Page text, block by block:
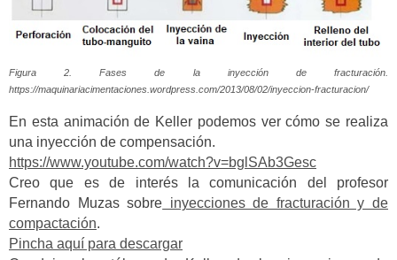
Figura 2. Fases de la inyección de fracturación.
https://maquinariacimentaciones.wordpress.com/2013/08/02/inyeccion-fracturacion/
En esta animación de Keller podemos ver cómo se realiza
una inyección de compensación.
https://www.youtube.com/watch?v=bglSAb3Gesc
Creo que es de interés la comunicación del profesor
Fernando Muzas sobre inyecciones de fracturación y de
compactación.
Pincha aquí para descargar